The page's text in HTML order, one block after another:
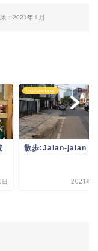
：2021年１月
Log Kehidupan
2022年:オジサンの
2022年2